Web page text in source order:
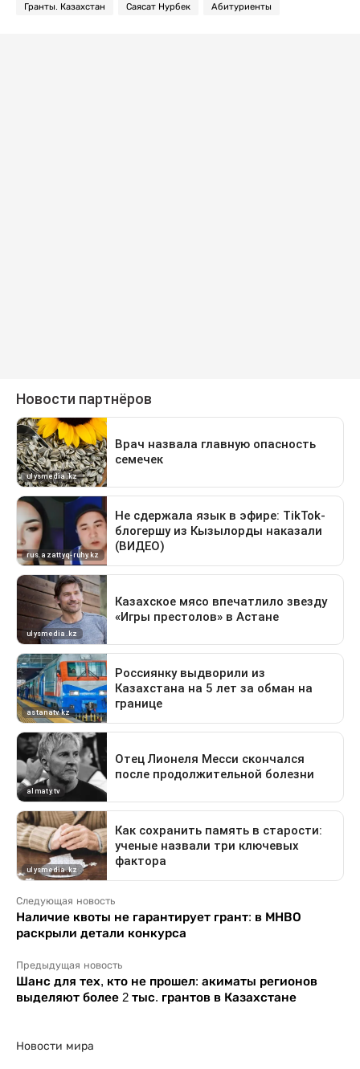
Гранты. Казахстан Саясат Нурбек Абитуриенты
Следующая новость
Наличие квоты не гарантирует грант: в МНВО
раскрыли детали конкурса
Предыдущая новость
Шанс для тех, кто не прошел: акиматы регионов
выделяют более 2 тыс. грантов в Казахстане
Новости мира